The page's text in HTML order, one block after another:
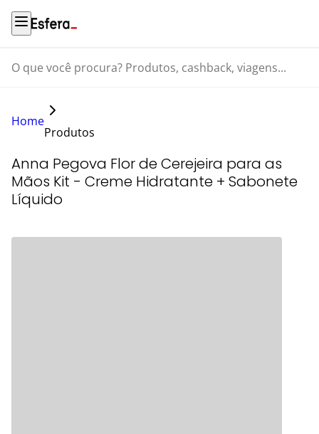
O que você procura? Produtos, cashback, viagens...
Home
Produtos
Anna Pegova Flor de Cerejeira para as
Mãos Kit - Creme Hidratante + Sabonete
Líquido